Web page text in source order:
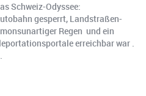
Schweiz-Odyssee:
gesperrt, Landstraßen-
Regen ️ und ein
erreichbar war .